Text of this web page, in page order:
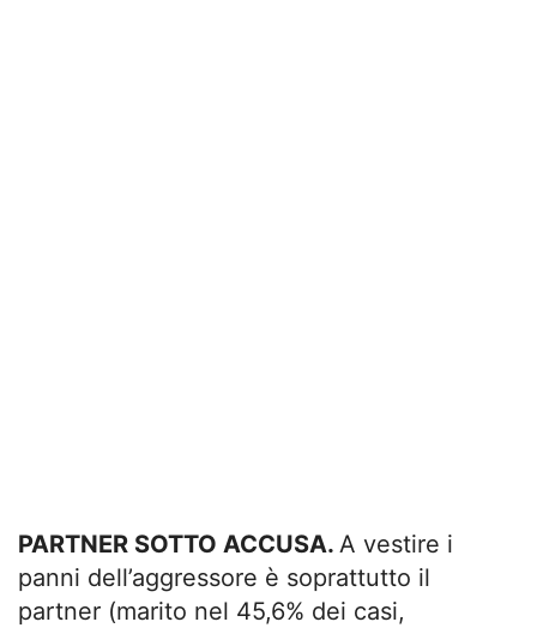
PARTNER SOTTO ACCUSA. A vestire i
panni dell’aggressore è soprattutto il
partner (marito nel 45,6% dei casi,